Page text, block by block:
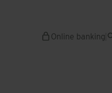
Online banking